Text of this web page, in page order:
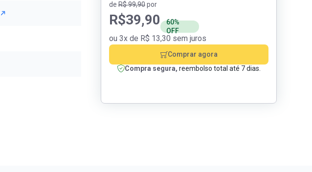
de R$ 99,90por
R$39,90
60%
OFF
ou 3x de R$ 13,30 sem juros
Comprar agora
Compra segura, reembolso total até 7 dias.